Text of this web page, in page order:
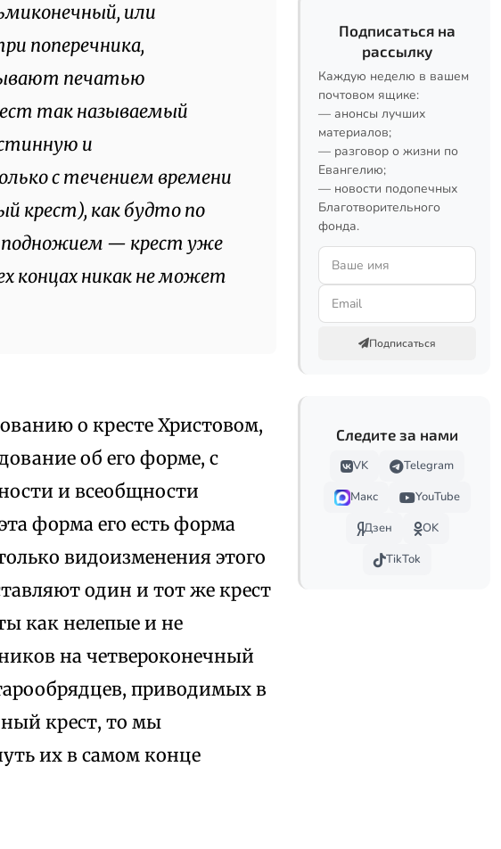
или
поперечника,
печатью
так называемый
и
с течением времени
крест), как будто по
— крест уже
концах никак не может
о кресте Христовом,
об его форме, с
и всеобщности
форма его есть форма
видоизменения этого
один и тот же крест
как нелепые и не
на четвероконечный
приводимых в
крест, то мы
их в самом конце
Подписаться на
рассылку
Каждую неделю в вашем
почтовом ящике:
— анонсы лучших
материалов;
— разговор о жизни по
Евангелию;
— новости подопечных
Благотворительного
фонда.
Подписаться
Следите за нами
VK
Telegram
Макс
YouTube
Дзен
OK
TikTok